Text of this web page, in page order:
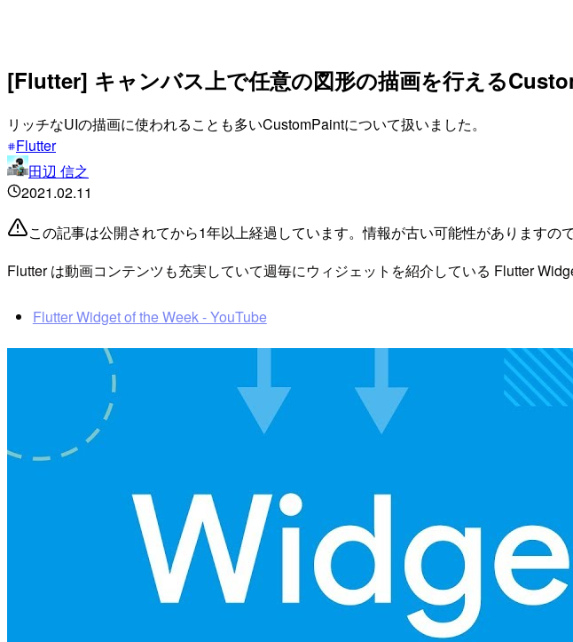
[Flutter] キャンバス上で任意の図形の描画を行える
リッチなUIの描画に使われることも多いCustomPaintについて扱いました。
Flutter
田辺 信之
2021.02.11
この記事は公開されてから1年以上経過しています。情報が古い可能性がありますの
Flutter は動画コンテンツも充実していて週毎にウィジェットを紹介している Flutter
Flutter Widget of the Week - YouTube